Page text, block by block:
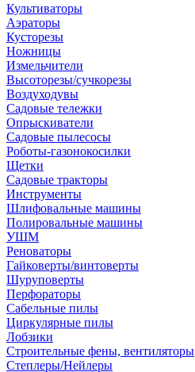
Культиваторы
Аэраторы
Кусторезы
Ножницы
Измельчители
Высоторезы/сучкорезы
Воздуходувы
Садовые тележки
Опрыскиватели
Садовые пылесосы
Роботы-газонокосилки
Щетки
Садовые тракторы
Инструменты
Шлифовальные машины
Полировальные машины
УШМ
Реноваторы
Гайковерты/винтоверты
Шуруповерты
Перфораторы
Сабельные пилы
Циркулярные пилы
Лобзики
Строительные фены, вентиляторы
Степлеры/Нейлеры